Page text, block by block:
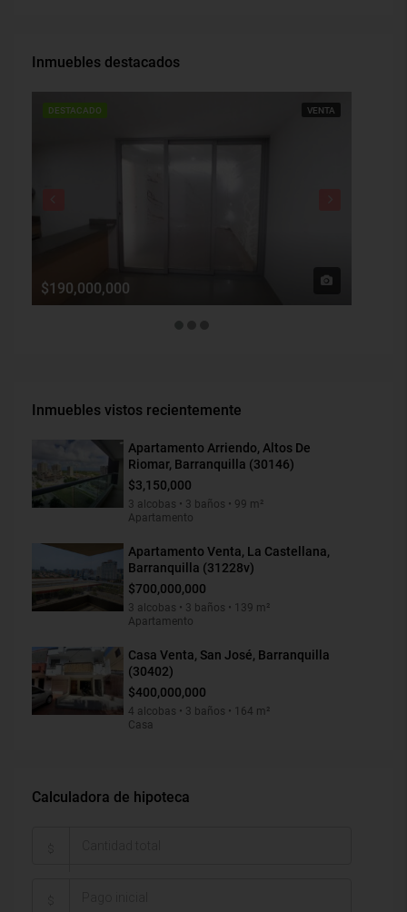
Inmuebles destacados
DESTACADO VENTA
$190,000,000
Inmuebles vistos recientemente
Apartamento Arriendo, Altos De
Riomar, Barranquilla (30146)
$3,150,000
3 alcobas • 3 baños • 99 m²
Apartamento
Apartamento Venta, La Castellana,
Barranquilla (31228v)
$700,000,000
3 alcobas • 3 baños • 139 m²
Apartamento
Casa Venta, San José, Barranquilla
(30402)
$400,000,000
4 alcobas • 3 baños • 164 m²
Casa
Calculadora de hipoteca